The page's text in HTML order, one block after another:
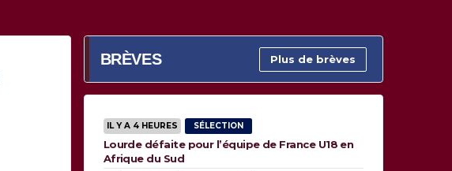
BRÈVES Plus de brèves
IL Y A 4 HEURES SÉLECTION
Lourde défaite pour l’équipe de France U18 en
Afrique du Sud